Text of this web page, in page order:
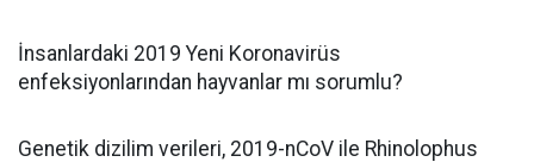
İnsanlardaki 2019 Yeni Koronavirüs
enfeksiyonlarından hayvanlar mı sorumlu?
Genetik dizilim verileri, 2019-nCoV ile Rhinolophus